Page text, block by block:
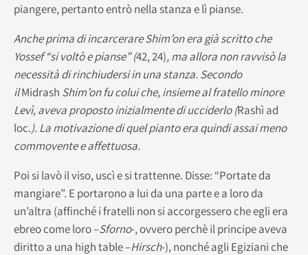
piangere, pertanto entrò nella stanza e lì pianse.
Anche prima di incarcerare Shim’on era già scritto che
Yossef “si voltò e pianse” (42, 24), ma allora non ravvisò la
necessità di rinchiudersi in una stanza. Secondo
ilMidrash Shim’on fu colui che, insieme al fratello minore
Levì, aveva proposto inizialmente di ucciderlo (Rashì ad
loc.). La motivazione di quel pianto era quindi assai meno
commovente e affettuosa.
Poi si lavò il viso, uscì e si trattenne. Disse: “Portate da
mangiare”. E portarono a lui da una parte e a loro da
un’altra (affinché i fratelli non si accorgessero che egli era
ebreo come loro –Sforno-, ovvero perchè il principe aveva
diritto a una high table –Hirsch-), nonché agli Egiziani che